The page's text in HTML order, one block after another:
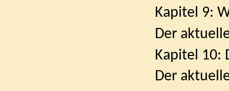
Kapitel 9:
Der
Kapitel 10:
Der